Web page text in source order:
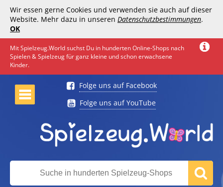
Wir essen gerne Cookies und verwenden sie auch auf dieser
Website. Mehr dazu in unseren Datenschutzbestimmungen.
OK
Mit Spielzeug.World suchst Du in hunderten Online-Shops nach
Spielen & Spielzeug für ganz kleine und schon erwachsene
Kinder.
Folge uns auf Facebook
Folge uns auf YouTube